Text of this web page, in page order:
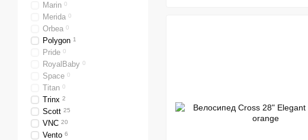
Marin 0
Merida 0
Orbea 0
Polygon 1
Pride 0
RoyalBaby 0
Space 0
Titan 0
Trinx 2
Scott 25
VNC 20
Vento 6